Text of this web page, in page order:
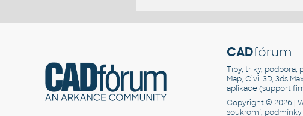
CADfórum
Tipy, triky, podpora,
Map, Civil 3D, 3ds
aplikace (support
Copyright © 2026 |
soukromí, podmínky